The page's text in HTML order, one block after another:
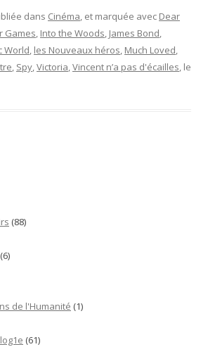
:
top
10
dans Cinéma , et marquée avec Dear
Games Into the Woods James Bond
World les Nouveaux héros Much Loved
Spy Victoria Vincent n’a pas d'écailles , le
(88)
(6)
de l'Humanité (1)
(61)